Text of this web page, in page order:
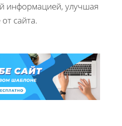
информацией, улучшая
сайта.